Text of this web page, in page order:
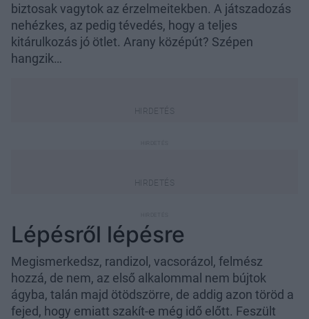
biztosak vagytok az érzelmeitekben. A játszadozás
nehézkes, az pedig tévedés, hogy a teljes
kitárulkozás jó ötlet. Arany középút? Szépen
hangzik…
Lépésről lépésre
Megismerkedsz, randizol, vacsorázol, felmész
hozzá, de nem, az első alkalommal nem bújtok
ágyba, talán majd ötödszörre, de addig azon töröd a
fejed, hogy emiatt szakít-e még idő előtt. Feszült